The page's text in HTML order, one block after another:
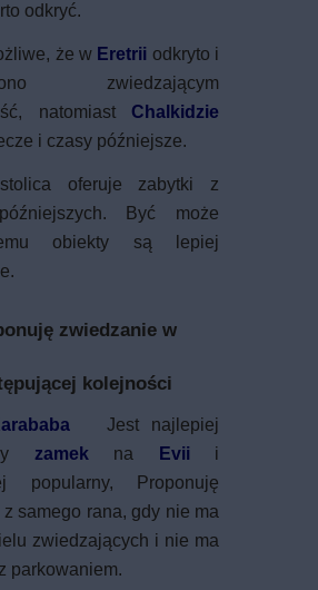
odkryć.
że w Eretrii odkryto i
zwiedzającym
natomiast Chalkidzie
i czasy późniejsze.
oferuje zabytki z
Być może
obiekty są lepiej
zwiedzanie w
kolejności
Jest najlepiej
zamek na Evii i
popularny, Proponuję
samego rana, gdy nie ma
zwiedzających i nie ma
parkowaniem.